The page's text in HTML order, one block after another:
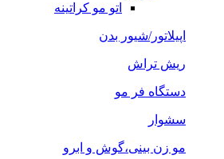
اتو مو کراتینه
اپیلاتور/شیور بدن
ریش تراش
دستگاه فر مو
سشوار
مو زن بینی،گوش و ابرو